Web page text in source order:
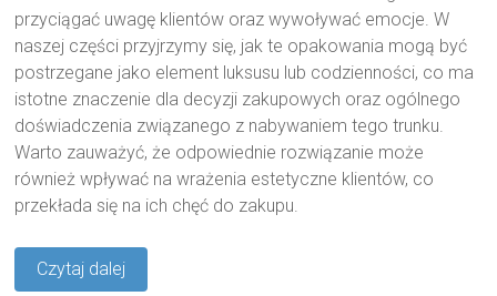
przyciągać uwagę klientów oraz wywoływać emocje. W
naszej części przyjrzymy się, jak te opakowania mogą być
postrzegane jako element luksusu lub codzienności, co ma
istotne znaczenie dla decyzji zakupowych oraz ogólnego
doświadczenia związanego z nabywaniem tego trunku.
Warto zauważyć, że odpowiednie rozwiązanie może
również wpływać na wrażenia estetyczne klientów, co
przekłada się na ich chęć do zakupu.
Czytaj dalej